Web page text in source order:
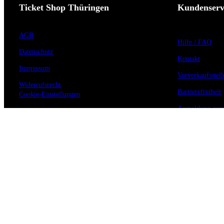
Ticket Shop Thüringen
AGB
Datenschutz
Impressum
Widerrufsrecht
Cookie-Einstellungen
Hilfe / FAQ
Kontakt
Barrierefreiheit
Anmeldung